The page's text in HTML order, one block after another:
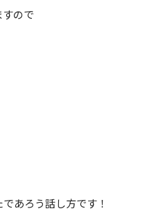
ので
あろう話し方です！